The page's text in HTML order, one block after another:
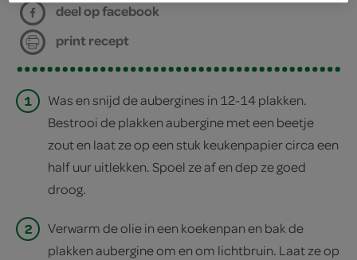
deel op facebook
print recept
1
Was en snijd de aubergines in 12-14 plakken.
Bestrooi de plakken aubergine met een beetje
zout en laat ze op een stuk keukenpapier circa een
half uur uitlekken. Spoel ze af en dep ze goed
droog.
2
Verwarm de olie in een koekenpan en bak de
plakken aubergine om en om lichtbruin. Laat ze op